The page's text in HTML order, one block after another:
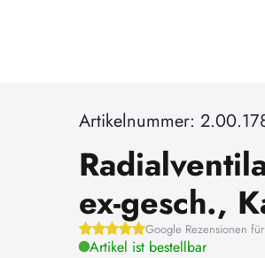
Artikelnummer:
ex-gesch.,
Google Rezensionen
Artikel ist bestellbar